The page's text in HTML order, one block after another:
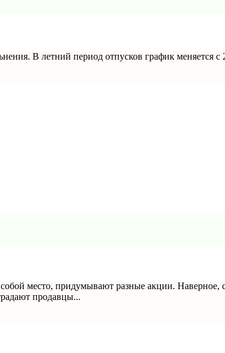
В летний период отпусков график меняется с
место, придумывают разные акции. Наверное,
продавцы...